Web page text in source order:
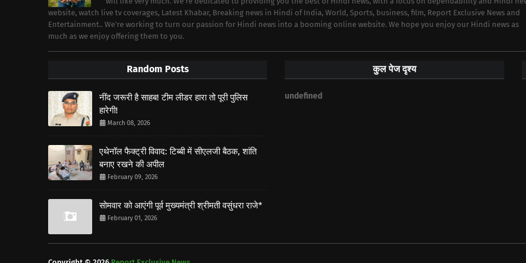
website, watch live tv coverages, Latest Khabar, Breaking news in Hindi of India, World, Sports, business, film, Report Exclusive News and
Entertainment.. We're working to turn our passion for Hindi news into a booming online website. We hope you enjoy our Hindi news as
much as we enjoy offering them to you.
Random Posts
नींद जरूरी है साहब! टीम लीडर हारा तो पूरी पुलिस
हारेगी!
March 08, 2026
एथेनॉल फैक्ट्री विवाद: टिब्बी में सीएलजी बैठक, शांति
बनाए रखने की अपील
February 09, 2026
सोमवार को आएंगी पूर्व मुख्यमंत्री श्रीमती वसुंधरा राजे*
February 01, 2026
कुल पेज दृश्य
undefned